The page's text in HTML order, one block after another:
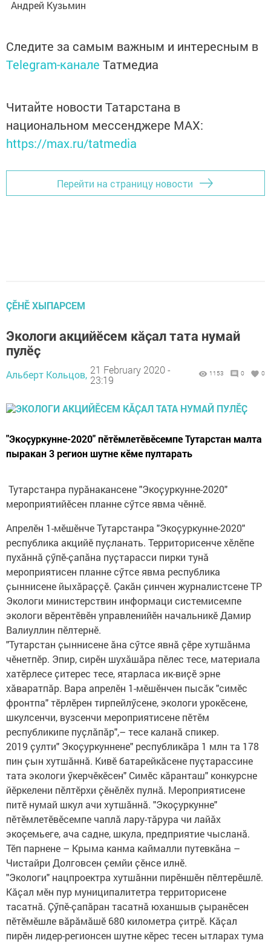
Андрей Кузьмин
Следите за самым важным и интересным в
Telegram-канале Татмедиа
Читайте новости Татарстана в
национальном мессенджере MАХ:
https://max.ru/tatmedia
Перейти на страницу новости
ÇӖНӖ ХЫПАРСЕМ
Экологи акцийӗсем кӑҫал тата нумай
пулӗҫ
Альберт Кольцов, 21 February 2020 -
23:19
1153 0 0
"Экоҫуркунне-2020" пӗтӗмлетӗвӗсемпе Тутарстан малта
пыракан 3 регион шутне кӗме пултарать
Тутарстанра пурӑнакансене "Экоҫуркунне-2020"
мероприятийӗсен планне сӳтсе явма чӗннӗ.
Апрелӗн 1-мӗшӗнче Тутарстанра "Экоҫуркунне-2020"
республика акцийӗ пуҫланать. Территорисенче хӗлӗпе
пухӑннӑ ҫӳпӗ-ҫапӑна пуҫтарасси пирки тунӑ
мероприятисен планне сӳтсе явма республика
ҫыннисене йыхӑраҫҫӗ. Ҫакӑн ҫинчен журналистсене ТР
Экологи министерствин информаци системисемпе
экологи вӗрентӗвӗн управленийӗн начальникӗ Дамир
Валиуллин пӗлтернӗ.
"Тутарстан ҫыннисене ӑна сӳтсе явнӑ ҫӗре хутшӑнма
чӗнетпӗр. Эпир, сирӗн шухӑшӑра пӗлес тесе, материала
хатĕрлесе ҫитерес тесе, ятарласа ик-виҫӗ эрне
хӑваратпӑр. Вара апрелӗн 1-мӗшӗнчен пысӑк "симӗс
фронтпа" тӗрлӗрен тирпейлӳсене, экологи урокӗсене,
шкулсенчи, вузсенчи мероприятисене пӗтӗм
республикипе пуҫлӑпӑр",– тесе каланӑ спикер.
2019 ҫулти" Экоҫуркуннене" республикӑра 1 млн та 178
пин ҫын хутшӑннӑ. Кивӗ батарейкӑсене пуҫтарассине
тата экологи ӳкерчӗкӗсен" Симӗс кӑранташ" конкурсне
йӗркелени пӗлтӗрхи ҫӗнӗлӗх пулнӑ. Мероприятисене
питӗ нумай шкул ачи хутшӑннӑ. "Экоҫуркунне"
пӗтӗмлетӗвӗсемпе чаплӑ лару-тӑрура чи лайӑх
экоҫемьеге, ача садне, шкула, предприятие чысланӑ.
Тӗп парнене – Крыма канма каймалли путевкӑна –
Чистайри Долговсен ҫемйи ҫӗнсе илнӗ.
"Экологи" нацпроектра хутшӑнни пирӗншӗн пӗлтерӗшлӗ.
Кӑҫал мӗн пур муниципалитетра территорисене
тасатнӑ. Ҫӳпӗ-ҫапӑран тасатнӑ юханшыв ҫыранӗсен
пӗтӗмӗшле вӑрӑмӑшӗ 680 километра ҫитрӗ. Кӑҫал
пирӗн лидер-регионсен шутне кӗрес тесен ытларах тума